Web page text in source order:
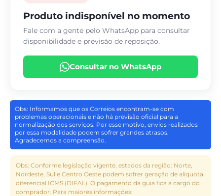
Produto indisponível no momento
Fale com a gente pelo WhatsApp para consultar
disponibilidade e previsão de reposição.
Consultar no WhatsApp
Obs: Informamos que os Correios encontram-se com
problemas operacionais e não há previsão oficial para a
normalização dos serviços. Por esse motivo, envios realizados
por essa modalidade podem sofrer grandes atrasos.
Agradecemos a compreensão.
Obs: Conforme legislação vigente, estados da região: Norte,
Nordeste, Sul e Centro Oeste podem sofrer geração de alíquota
diferencial ICMS (DIFAL). O pagamento da guia fica a cargo do
comprador. Para maiores informações: